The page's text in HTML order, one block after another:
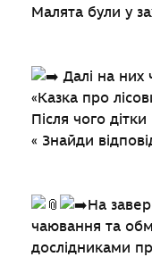
Малята були у
Далі на них
«Казка про
Після чого
« Знайди
На
чаювання та
дослідниками